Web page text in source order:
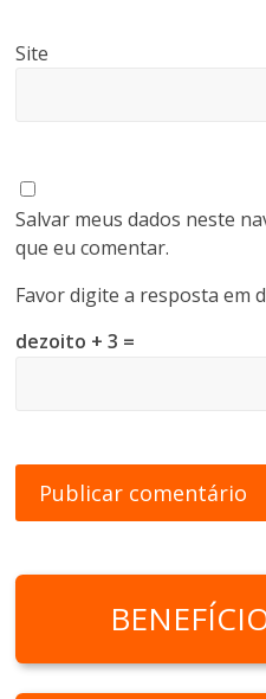
Site
Salvar meus dados neste
que eu comentar.
Favor digite a resposta em
dezoito + 3 =